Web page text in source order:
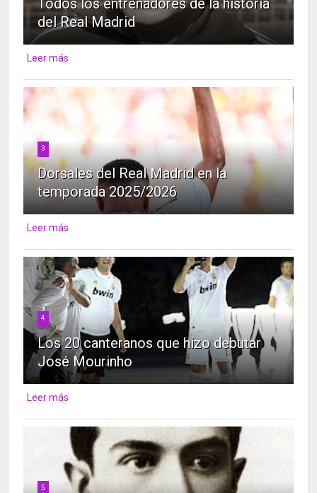
Todos los entrenadores de la historia
del Real Madrid
Leer más
3
Dorsales del Real Madrid en la
temporada 2025/2026
Leer más
4
Los 20 canteranos que hizo debutar
José Mourinho
Leer más
5